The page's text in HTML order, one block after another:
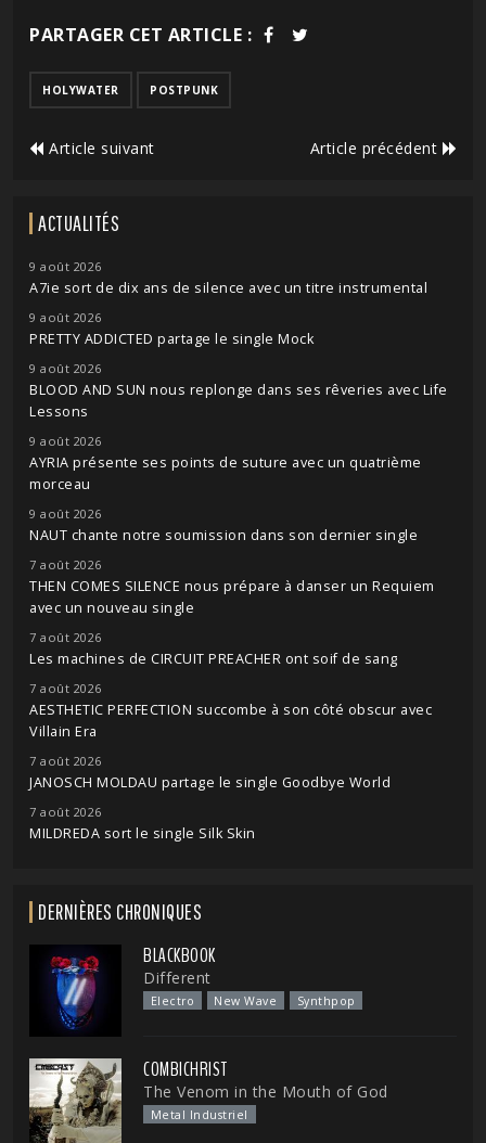
PARTAGER CET ARTICLE :
HOLYWATER POSTPUNK
Article suivant Article précédent
ACTUALITÉS
9 août 2026
A7ie sort de dix ans de silence avec un titre instrumental
9 août 2026
PRETTY ADDICTED partage le single Mock
9 août 2026
BLOOD AND SUN nous replonge dans ses rêveries avec Life
Lessons
9 août 2026
AYRIA présente ses points de suture avec un quatrième
morceau
9 août 2026
NAUT chante notre soumission dans son dernier single
7 août 2026
THEN COMES SILENCE nous prépare à danser un Requiem
avec un nouveau single
7 août 2026
Les machines de CIRCUIT PREACHER ont soif de sang
7 août 2026
AESTHETIC PERFECTION succombe à son côté obscur avec
Villain Era
7 août 2026
JANOSCH MOLDAU partage le single Goodbye World
7 août 2026
MILDREDA sort le single Silk Skin
DERNIÈRES CHRONIQUES
BLACKBOOK
Different
Electro New Wave Synthpop
COMBICHRIST
The Venom in the Mouth of God
Metal Industriel